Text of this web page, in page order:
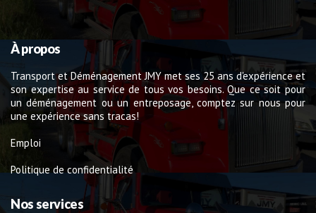
À propos
Transport et Déménagement JMY met ses 25 ans d'expérience et
son expertise au service de tous vos besoins. Que ce soit pour
un déménagement ou un entreposage, comptez sur nous pour
une expérience sans tracas!
Emploi
Politique de confidentialité
Nos services